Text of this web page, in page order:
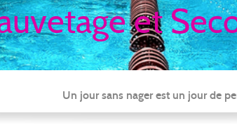
et
Un jour sans nager est un jour de